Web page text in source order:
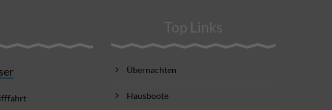
Top Links
Übernachten
Hausboote